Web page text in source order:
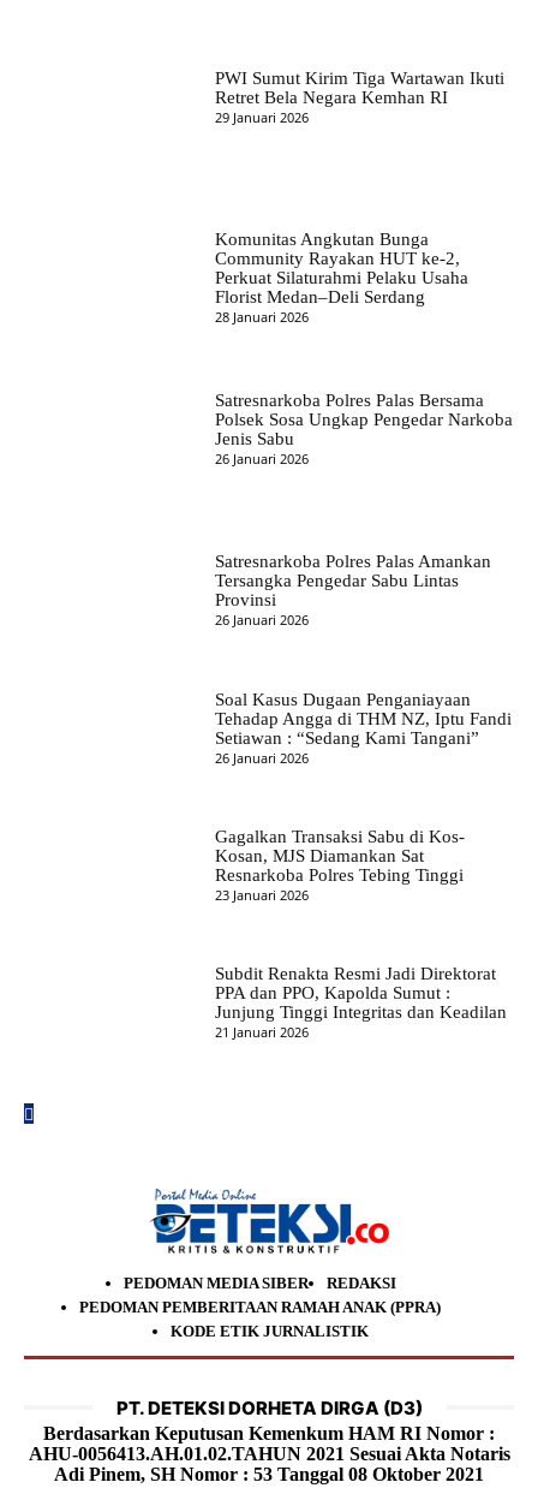
PWI Sumut Kirim Tiga Wartawan Ikuti
Retret Bela Negara Kemhan RI
29 Januari 2026
Komunitas Angkutan Bunga
Community Rayakan HUT ke-2,
Perkuat Silaturahmi Pelaku Usaha
Florist Medan–Deli Serdang
28 Januari 2026
Satresnarkoba Polres Palas Bersama
Polsek Sosa Ungkap Pengedar Narkoba
Jenis Sabu
26 Januari 2026
Satresnarkoba Polres Palas Amankan
Tersangka Pengedar Sabu Lintas
Provinsi
26 Januari 2026
Soal Kasus Dugaan Penganiayaan
Tehadap Angga di THM NZ, Iptu Fandi
Setiawan : “Sedang Kami Tangani”
26 Januari 2026
Gagalkan Transaksi Sabu di Kos-
Kosan, MJS Diamankan Sat
Resnarkoba Polres Tebing Tinggi
23 Januari 2026
Subdit Renakta Resmi Jadi Direktorat
PPA dan PPO, Kapolda Sumut :
Junjung Tinggi Integritas dan Keadilan
21 Januari 2026
PEDOMAN MEDIA SIBER
REDAKSI
PEDOMAN PEMBERITAAN RAMAH ANAK (PPRA)
KODE ETIK JURNALISTIK
PT. DETEKSI DORHETA DIRGA (D3)
Berdasarkan Keputusan Kemenkum HAM RI Nomor :
AHU-0056413.AH.01.02.TAHUN 2021 Sesuai Akta Notaris
Adi Pinem, SH Nomor : 53 Tanggal 08 Oktober 2021